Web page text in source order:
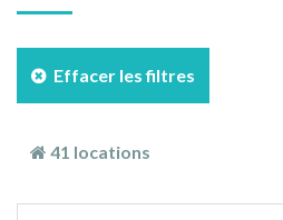
Effacer les filtres
41 locations